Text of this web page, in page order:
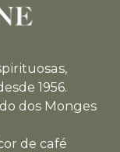
1956.
dos Monges
de café